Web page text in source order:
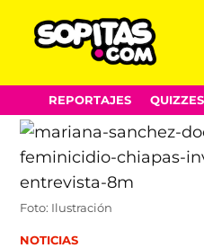
Skip
to
content
REPORTAJES QUIZZES
Foto: Ilustración
POSTED
NOTICIAS